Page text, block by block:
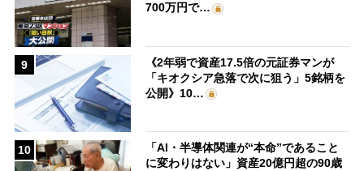
700万円で…
9
《2年弱で資産17.5倍の元証券マンが
「キオクシア急落で次に狙う」5銘柄を
公開》10…
10
「AI・半導体関連が“本命”であること
に変わりはない」資産20億円超の90歳